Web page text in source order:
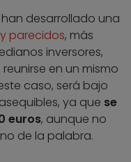
desarrollado una
parecidos, más
inversores,
en un mismo
caso, será bajo
ya que se
euros, aunque no
de la palabra.